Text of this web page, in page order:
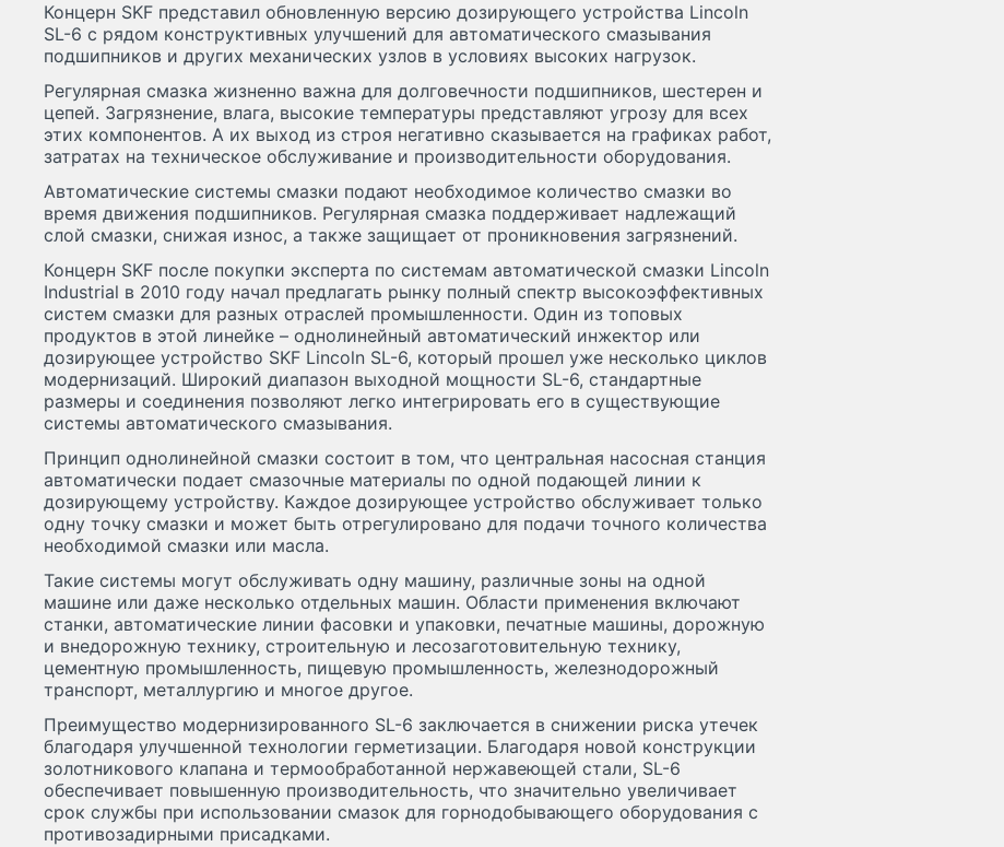
Концерн SKF представил обновленную версию дозирующего устройства Lincoln
SL-6 с рядом конструктивных улучшений для автоматического смазывания
подшипников и других механических узлов в условиях высоких нагрузок.
Регулярная смазка жизненно важна для долговечности подшипников, шестерен и
цепей. Загрязнение, влага, высокие температуры представляют угрозу для всех
этих компонентов. А их выход из строя негативно сказывается на графиках работ,
затратах на техническое обслуживание и производительности оборудования.
Автоматические системы смазки подают необходимое количество смазки во
время движения подшипников. Регулярная смазка поддерживает надлежащий
слой смазки, снижая износ, а также защищает от проникновения загрязнений.
Концерн SKF после покупки эксперта по системам автоматической смазки Lincoln
Industrial в 2010 году начал предлагать рынку полный спектр высокоэффективных
систем смазки для разных отраслей промышленности. Один из топовых
продуктов в этой линейке – однолинейный автоматический инжектор или
дозирующее устройство SKF Lincoln SL-6, который прошел уже несколько циклов
модернизаций. Широкий диапазон выходной мощности SL-6, стандартные
размеры и соединения позволяют легко интегрировать его в существующие
системы автоматического смазывания.
Принцип однолинейной смазки состоит в том, что центральная насосная станция
автоматически подает смазочные материалы по одной подающей линии к
дозирующему устройству. Каждое дозирующее устройство обслуживает только
одну точку смазки и может быть отрегулировано для подачи точного количества
необходимой смазки или масла.
Такие системы могут обслуживать одну машину, различные зоны на одной
машине или даже несколько отдельных машин. Области применения включают
станки, автоматические линии фасовки и упаковки, печатные машины, дорожную
и внедорожную технику, строительную и лесозаготовительную технику,
цементную промышленность, пищевую промышленность, железнодорожный
транспорт, металлургию и многое другое.
Преимущество модернизированного SL-6 заключается в снижении риска утечек
благодаря улучшенной технологии герметизации. Благодаря новой конструкции
золотникового клапана и термообработанной нержавеющей стали, SL-6
обеспечивает повышенную производительность, что значительно увеличивает
срок службы при использовании смазок для горнодобывающего оборудования с
противозадирными присадками.